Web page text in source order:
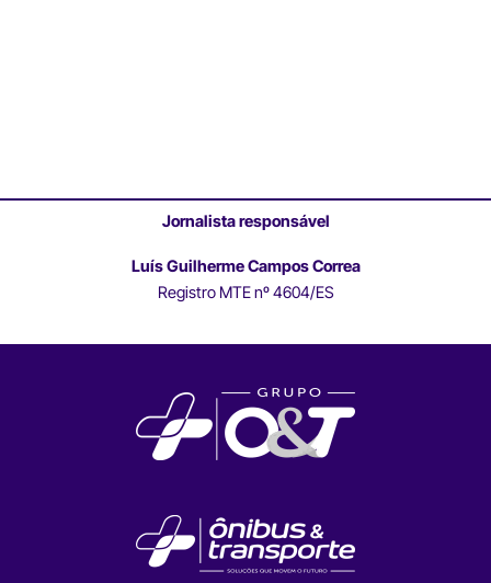
Jornalista responsável
Luís Guilherme Campos Correa
Registro MTE nº 4604/ES